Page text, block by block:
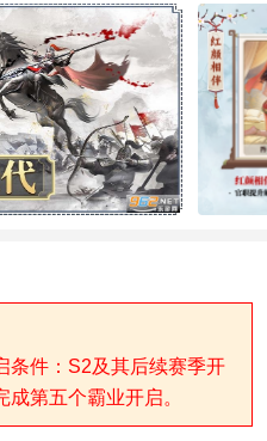
条件：S2及其后续赛季开
第五个霸业开启。